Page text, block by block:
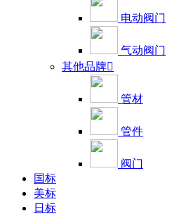
电动阀门
气动阀门
其他品牌
管材
管件
阀门
国标
美标
日标